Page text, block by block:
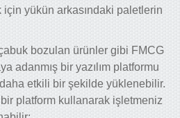
için yükün arkasındaki paletlerin
bozulan ürünler gibi FMCG
adanmış bir yazılım platformu
etkili bir şekilde yüklenebilir.
platform kullanarak işletmeniz